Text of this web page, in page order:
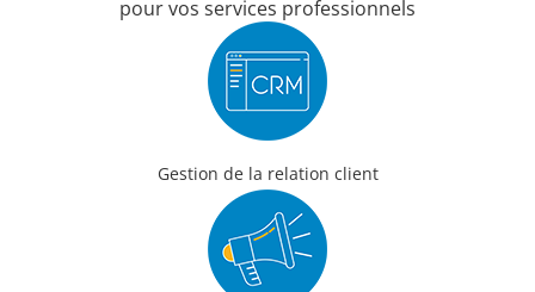
pour vos services professionnels
Gestion de la relation client